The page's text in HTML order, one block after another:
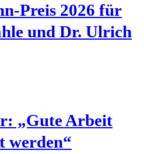
Preis 2026 für
und Dr. Ulrich
„Gute Arbeit
werden“